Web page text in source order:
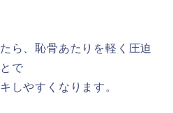
ら、恥骨あたりを軽く圧迫
で
しやすくなります。